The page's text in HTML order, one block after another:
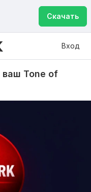
Скачать
Вход
Tone of